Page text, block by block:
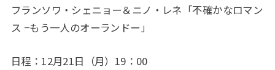
フランソワ・シェニョー＆ニノ・レネ「不確かなロマン
ス −もう一人のオーランドー」
日程：12月21日（月）19：00